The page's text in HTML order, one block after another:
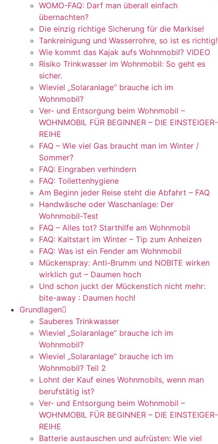
WOMO-FAQ: Darf man überall einfach
übernachten?
Die einzig richtige Sicherung für die Markise!
Tankreinigung und Wasserrohre, so ist es richtig!
Wie kommt das Kajak aufs Wohnmobil? VIDEO
Risiko Trinkwasser im Wohnmobil: So geht es
sicher.
Wieviel „Solaranlage“ brauche ich im
Wohnmobil?
Ver- und Entsorgung beim Wohnmobil –
WOHNMOBIL FÜR BEGINNER – DIE EINSTEIGER-
REIHE
FAQ – Wie viel Gas braucht man im Winter /
Sommer?
FAQ: Eingraben verhindern
FAQ: Toilettenhygiene
Am Beginn jeder Reise steht die Abfahrt – FAQ
Handwäsche oder Waschanlage: Der
Wohnmobil-Test
FAQ – Alles tot? Starthilfe am Wohnmobil
FAQ: Kaltstart im Winter – Tip zum Anheizen
FAQ: Was ist ein Fender am Wohnmobil
Mückenspray: Anti-Brumm und NOBITE wirken
wirklich gut – Daumen hoch
Und schon juckt der Mückenstich nicht mehr:
bite-away : Daumen hoch!
Grundlagen
Sauberes Trinkwasser
Wieviel „Solaranlage“ brauche ich im
Wohnmobil?
Wieviel „Solaranlage“ brauche ich im
Wohnmobil? Teil 2
Lohnt der Kauf eines Wohnmobils, wenn man
berufstätig ist?
Ver- und Entsorgung beim Wohnmobil –
WOHNMOBIL FÜR BEGINNER – DIE EINSTEIGER-
REIHE
Batterie austauschen und aufrüsten: Wie viel